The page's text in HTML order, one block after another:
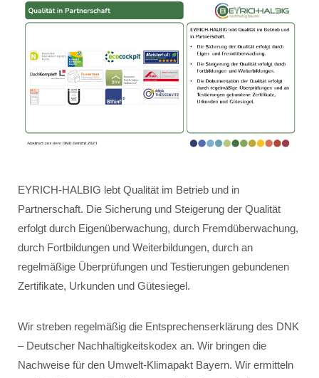
EYRICH-HALBIG lebt Qualität im Betrieb und in
Partnerschaft. Die Sicherung und Steigerung der Qualität
erfolgt durch Eigenüberwachung, durch Fremdüberwachung,
durch Fortbildungen und Weiterbildungen, durch an
regelmäßige Überprüfungen und Testierungen gebundenen
Zertifikate, Urkunden und Gütesiegel.
Wir streben regelmäßig die Entsprechenserklärung des DNK
– Deutscher Nachhaltigkeitskodex an. Wir bringen die
Nachweise für den Umwelt-Klimapakt Bayern. Wir ermitteln